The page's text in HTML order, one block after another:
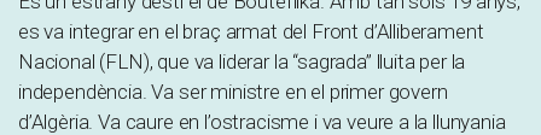
es va integrar en el braç armat del Front d’Alliberament
Nacional (FLN), que va liderar la “sagrada” lluita per la
independència. Va ser ministre en el primer govern
d’Algèria. Va caure en l’ostracisme i va veure a la llunyania